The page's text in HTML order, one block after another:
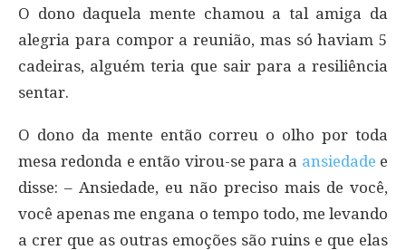
O dono daquela mente chamou a tal amiga da
alegria para compor a reunião, mas só haviam 5
cadeiras, alguém teria que sair para a resiliência
sentar.
O dono da mente então correu o olho por toda
mesa redonda e então virou-se para a ansiedade e
disse: – Ansiedade, eu não preciso mais de você,
você apenas me engana o tempo todo, me levando
a crer que as outras emoções são ruins e que elas